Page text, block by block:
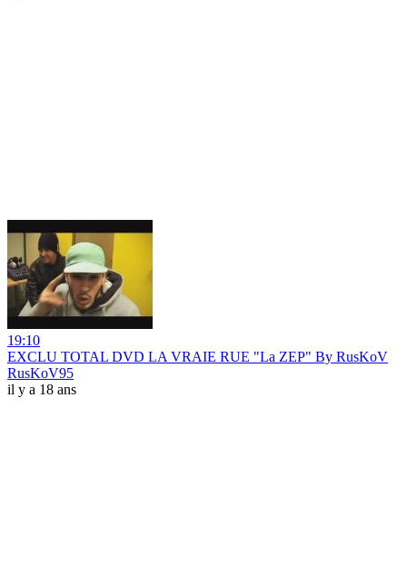
19:10
EXCLU TOTAL DVD LA VRAIE RUE "La ZEP" By RusKoV
RusKoV95
il y a 18 ans